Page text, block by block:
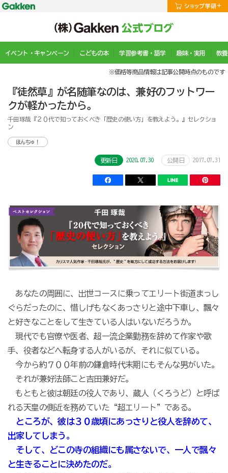
イベント・キャンペーン こどもの本 学習参考書・語学 趣味・実用 教
※価格等商品情報は記事公開時点のものです
『徒然草』が名随筆なのは、兼好のフットワー
クが軽かったから。
千田琢哉『２０代で知っておくべき「歴史の使い方」を教えよう。』セレクショ
ン
ほんちゅ！
更新日 2020.07.30 公開日 2017.07.31
あなたの周囲に、出世コースに乗ってエリート街道まっし
ぐらだったのに、惜しげもなくあっさりと途中下車し、飄々
と好きなことをして生きている人はいないだろうか。
現代でも官僚や医者、超一流企業勤務を辞めて作家や歌
手、役者などへ転身する人がいるが、それに似ている。
今から約７００年前の鎌倉時代末期にもそんな男がいた。
それが兼好法師こと吉田兼好だ。
もともと彼は朝廷の役人であり、蔵人（くろうど）と呼ば
れる天皇の側近を務めていた“超エリート”である。
ところが、彼は３０歳頃にあっさりと役人を辞めて、
出家してしまう。
そして、どこの寺の組織にも属さないで、一人で飄々
と生きることに決めたのだ。